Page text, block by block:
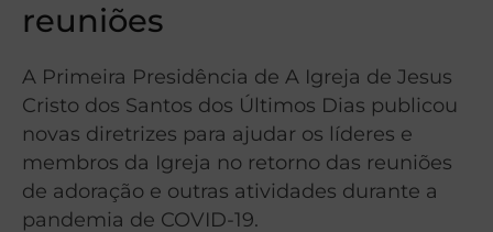
reuniões
A Primeira Presidência de A Igreja de Jesus
Cristo dos Santos dos Últimos Dias publicou
novas diretrizes para ajudar os líderes e
membros da Igreja no retorno das reuniões
de adoração e outras atividades durante a
pandemia de COVID-19.